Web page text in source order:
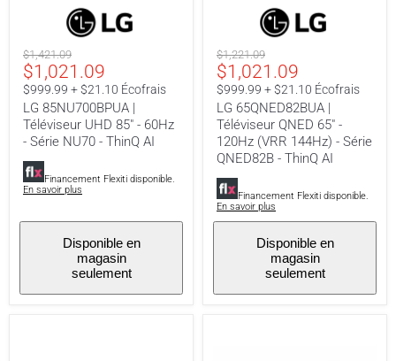
85NU700BPUA
UHD
85"
60Hz
Série
NU70
ThinQ
AI
Prix
original
$1,421.09
Prix
actuel
$1,021.09
$999.99 + $21.10 Écofrais
LG 85NU700BPUA |
Téléviseur UHD 85" - 60Hz
- Série NU70 - ThinQ AI
Financement Flexiti disponible.
En savoir plus
Disponible en
magasin
seulement
65QNED82BUA
QNED
65"
120Hz
(VRR
144Hz)
Série
QNED82B
ThinQ
AI
Prix
original
$1,221.09
Prix
actuel
$1,021.09
$999.99 + $21.10 Écofrais
LG 65QNED82BUA |
Téléviseur QNED 65" -
120Hz (VRR 144Hz) - Série
QNED82B - ThinQ AI
Financement Flexiti disponible.
En savoir plus
Disponible en
magasin
seulement